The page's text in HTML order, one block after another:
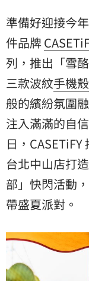
樂部
準備好迎接今
件品牌
列，推出「雪
三款波紋手機殼
般的繽紛氛圍
注入滿滿的自
日，CASETiFY
台北中山店打
部」快閃活動
帶盛夏派對。